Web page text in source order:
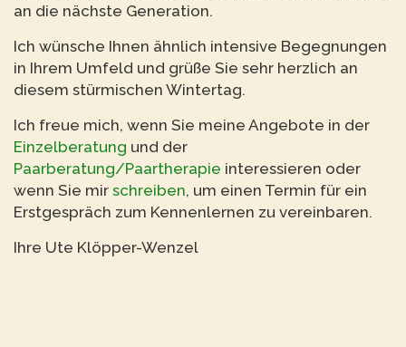
an die nächste Generation.
Ich wünsche Ihnen ähnlich intensive Begegnungen
in Ihrem Umfeld und grüße Sie sehr herzlich an
diesem stürmischen Wintertag.
Ich freue mich, wenn Sie meine Angebote in der
Einzelberatung und der
Paarberatung/Paartherapie interessieren oder
wenn Sie mir schreiben, um einen Termin für ein
Erstgespräch zum Kennenlernen zu vereinbaren.
Ihre Ute Klöpper-Wenzel